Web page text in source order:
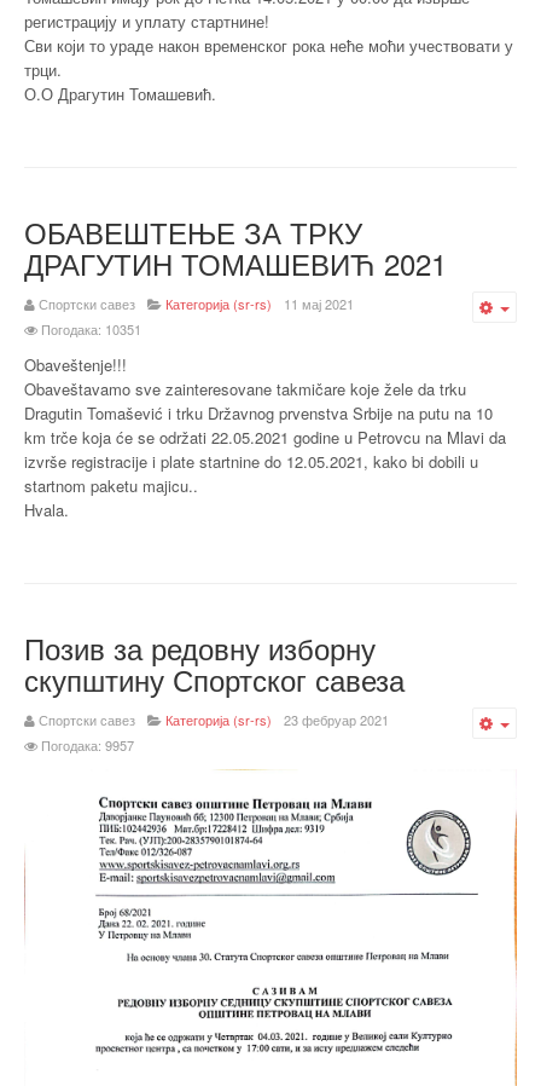
регистрацију и уплату стартнине!
Сви који то ураде након временског рока неће моћи учествовати у
трци.
О.О Драгутин Томашевић.
ОБАВЕШТЕЊЕ ЗА ТРКУ
ДРАГУТИН ТОМАШЕВИЋ 2021
Спортски савез Категорија (sr-rs)
11 мај 2021
Погодака: 10351
Obaveštenje!!!
Obaveštavamo sve zainteresovane takmičare koje žele da trku
Dragutin Tomašević i trku Državnog prvenstva Srbije na putu na 10
km trče koja će se održati 22.05.2021 godine u Petrovcu na Mlavi da
izvrše registracije i plate startnine do 12.05.2021, kako bi dobili u
startnom paketu majicu..
Hvala.
Позив за редовну изборну
скупштину Спортског савеза
Спортски савез Категорија (sr-rs)
23 фебруар 2021
Погодака: 9957